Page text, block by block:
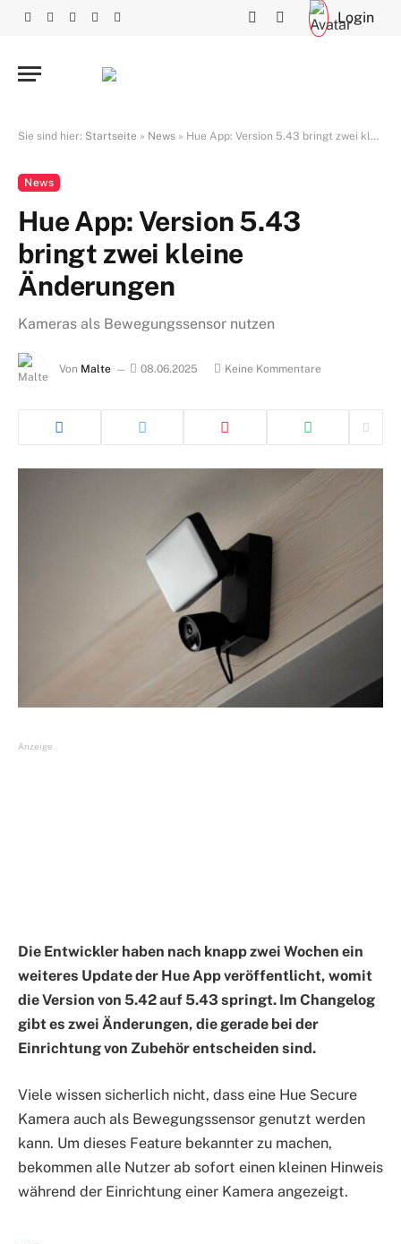
Facebook
X
RSSInstagram
YouTube Login
Sie sind hier: Startseite » News » Hue App: Version 5.43 bringt zwei kleine Änderungen
News
Hue App: Version 5.43
bringt zwei kleine
Änderungen
Kameras als Bewegungssensor nutzen
Von Malte 08.06.2025 Keine Kommentare
Anzeige
Die Entwickler haben nach knapp zwei Wochen ein
weiteres Update der Hue App veröffentlicht, womit
die Version von 5.42 auf 5.43 springt. Im Changelog
gibt es zwei Änderungen, die gerade bei der
Einrichtung von Zubehör entscheiden sind.
Viele wissen sicherlich nicht, dass eine Hue Secure
Kamera auch als Bewegungssensor genutzt werden
kann. Um dieses Feature bekannter zu machen,
bekommen alle Nutzer ab sofort einen kleinen Hinweis
während der Einrichtung einer Kamera angezeigt.